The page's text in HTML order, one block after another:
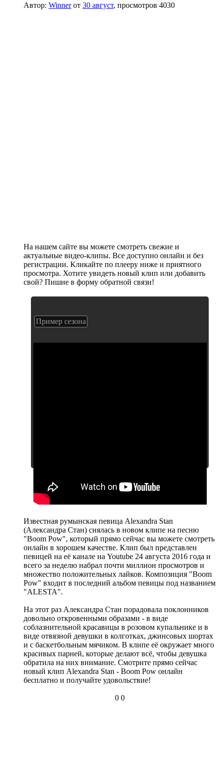
Автор: Winnerот 30 август, просмотров 4030
На нашем сайте вы можете смотреть свежие и
актуальные видео-клипы. Все доступно онлайн и без
регистрации. Кликайте по плееру ниже и приятного
просмотра. Хотите увидеть новый клип или добавить
свой? Пишие в форму обратной связи!
Пример сезона
Другие клипы Alexandra Stan
Известная румынская певица Alexandra Stan
(Александра Стан) снялась в новом клипе на песню
"Boom Pow", который прямо сейчас вы можете смотреть
онлайн в хорошем качестве. Клип был представлен
певицей на её канале на Youtube 24 августа 2016 года и
всего за неделю набрал почти миллион просмотров и
множество положительных лайков. Композиция "Boom
Pow" входит в последний альбом певицы под названием
"ALESTA".
На этот раз Александра Стан порадовала поклонников
довольно откровенными образами - в виде
соблазнительной красавицы в розовом купальнике и в
виде отвязной девушки в колготках, джинсовых шортах
и с баскетбольным мячиком. В клипе её окружает много
красивых парней, которые делают всё, чтобы девушка
обратила на них внимание. Смотрите прямо сейчас
новый клип Alexandra Stan - Boom Pow онлайн
бесплатно и получайте удовольствие!
0 0